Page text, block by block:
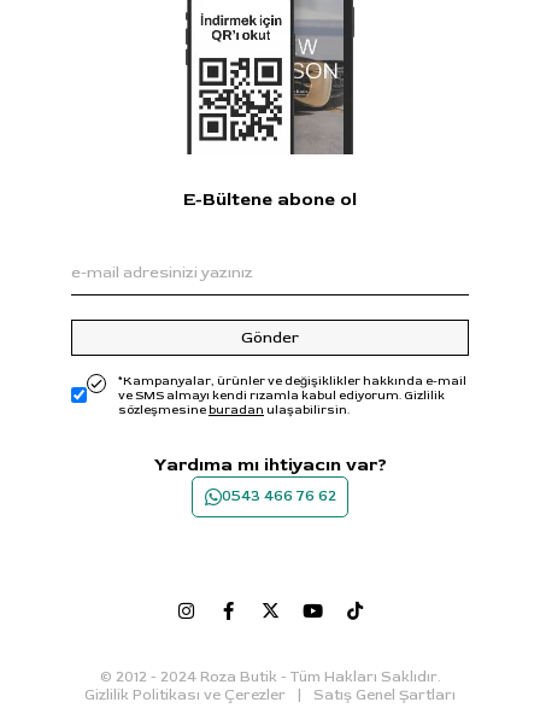
E-Bültene abone ol
Gönder
*Kampanyalar, ürünler ve değişiklikler hakkında e-mail
ve SMS almayı kendi rızamla kabul ediyorum. Gizlilik
sözleşmesineburadan ulaşabilirsin.
Yardıma mı ihtiyacın var?
0543 466 76 62
© 2012 - 2024 Roza Butik - Tüm Hakları Saklıdır.
Gizlilik Politikası ve Çerezler
Satış Genel Şartları